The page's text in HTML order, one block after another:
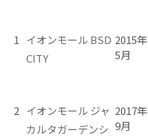
1 イオンモール BSD
CITY
2015年
5月
2 イオンモール ジャ
カルタガーデンシ
2017年
9月